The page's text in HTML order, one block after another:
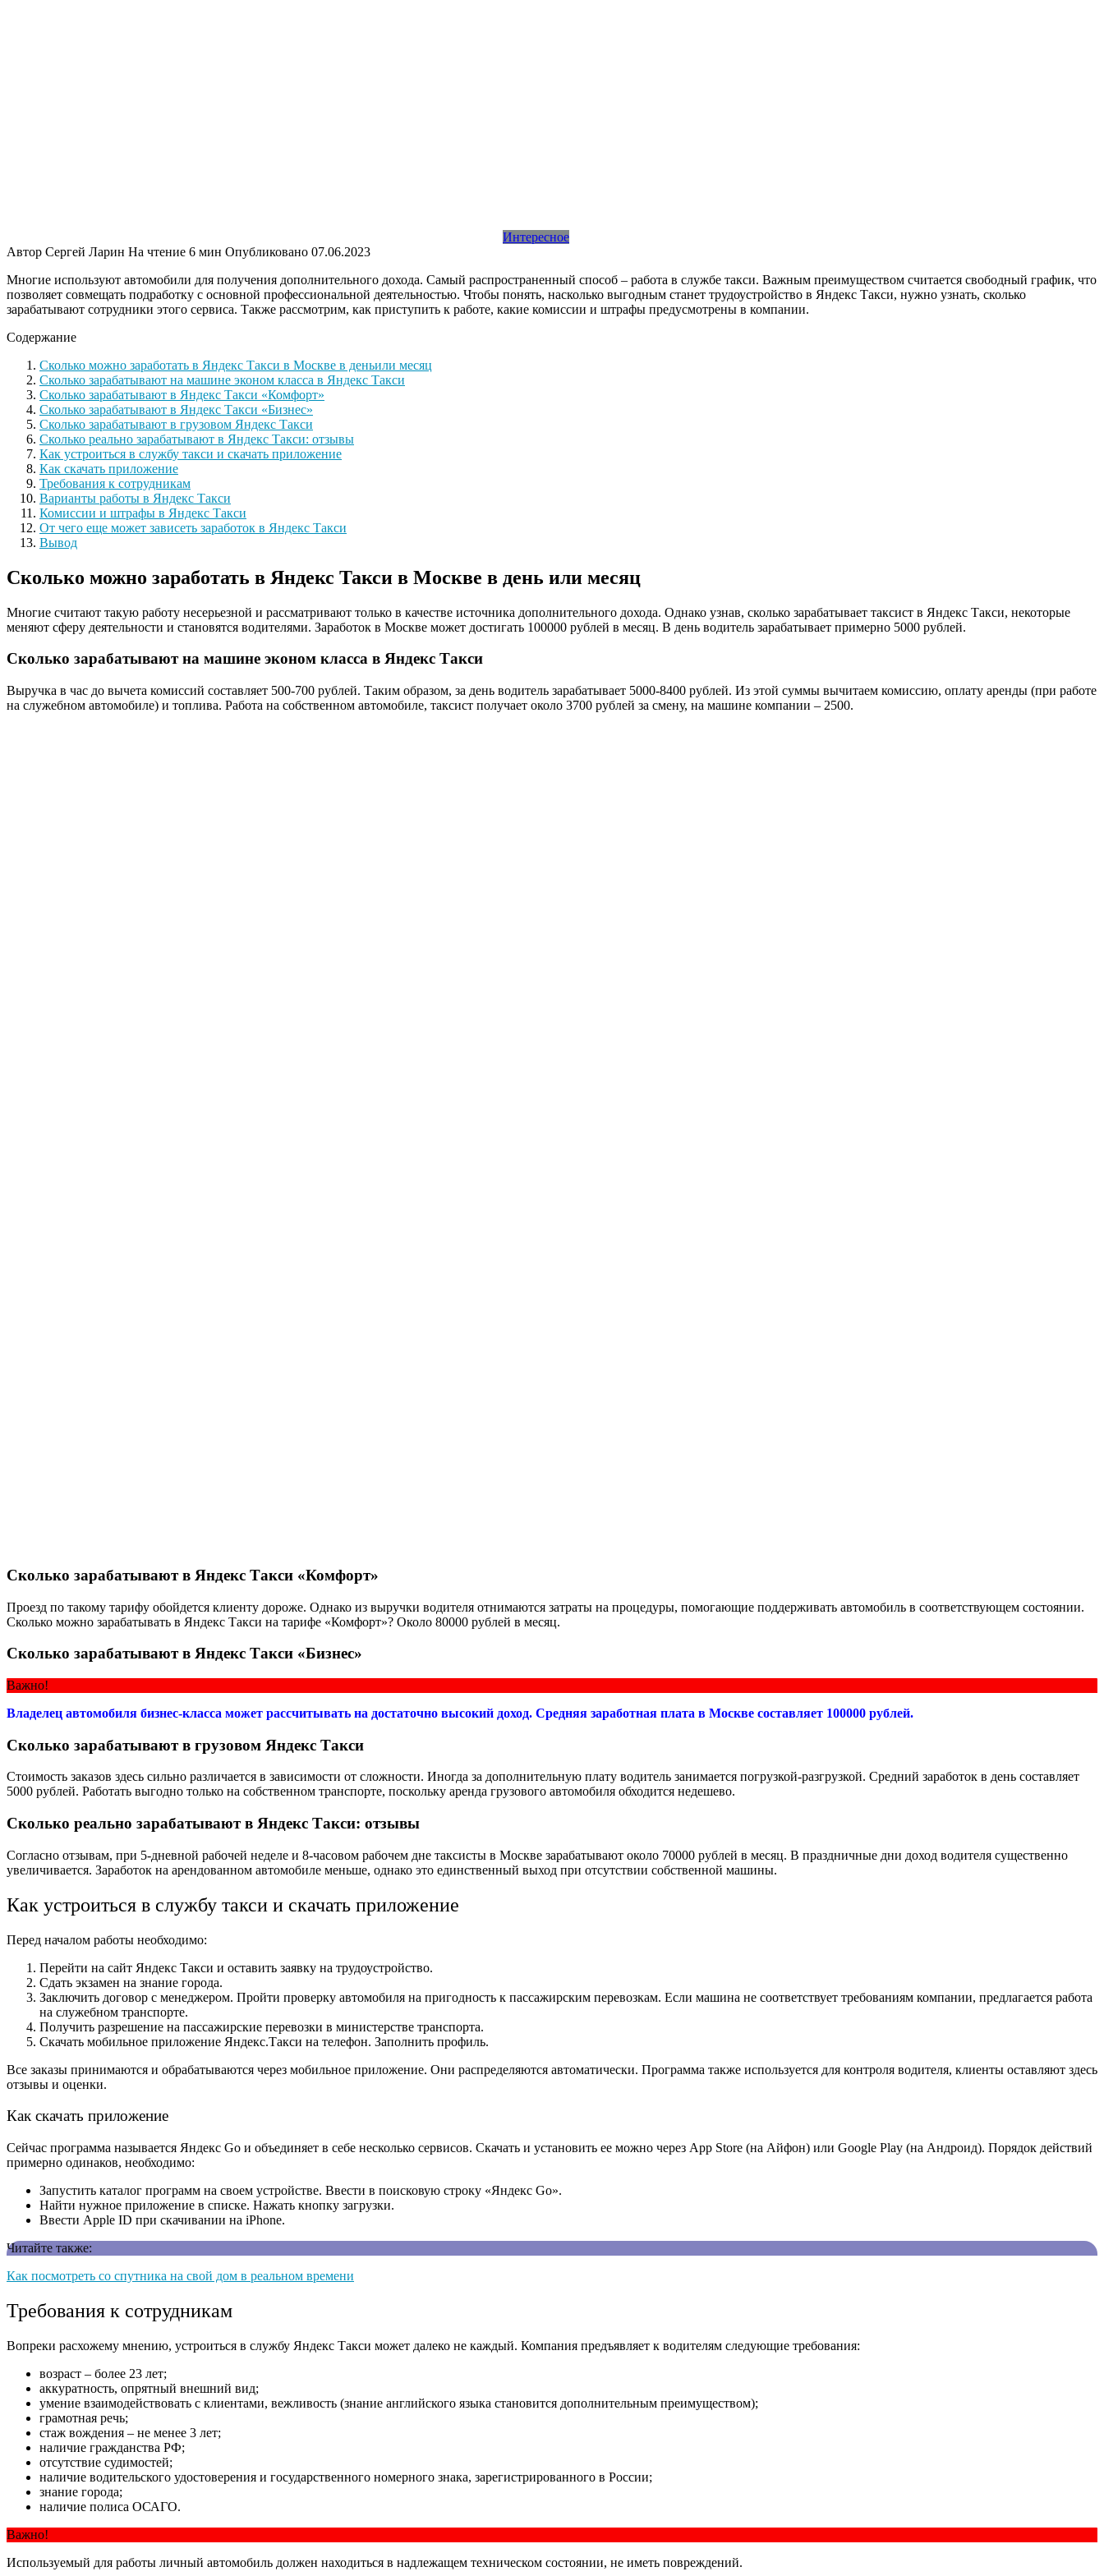
Интересное
Автор Сергей Ларин На чтение 6 мин Опубликовано 07.06.2023
Многие используют автомобили для получения дополнительного дохода. Самый распространенный способ – работа в службе такси. Важным преимуществом считается свободный график, что
позволяет совмещать подработку с основной профессиональной деятельностью. Чтобы понять, насколько выгодным станет трудоустройство в Яндекс Такси, нужно узнать, сколько
зарабатывают сотрудники этого сервиса. Также рассмотрим, как приступить к работе, какие комиссии и штрафы предусмотрены в компании.
Содержание
Сколько можно заработать в Яндекс Такси в Москве в деньили месяц
Сколько зарабатывают на машине эконом класса в Яндекс Такси
Сколько зарабатывают в Яндекс Такси «Комфорт»
Сколько зарабатывают в Яндекс Такси «Бизнес»
Сколько зарабатывают в грузовом Яндекс Такси
Сколько реально зарабатывают в Яндекс Такси: отзывы
Как устроиться в службу такси и скачать приложение
Как скачать приложение
Требования к сотрудникам
Варианты работы в Яндекс Такси
Комиссии и штрафы в Яндекс Такси
От чего еще может зависеть заработок в Яндекс Такси
Вывод
Сколько можно заработать в Яндекс Такси в Москве в день или месяц
Многие считают такую работу несерьезной и рассматривают только в качестве источника дополнительного дохода. Однако узнав, сколько зарабатывает таксист в Яндекс Такси, некоторые
меняют сферу деятельности и становятся водителями. Заработок в Москве может достигать 100000 рублей в месяц. В день водитель зарабатывает примерно 5000 рублей.
Сколько зарабатывают на машине эконом класса в Яндекс Такси
Выручка в час до вычета комиссий составляет 500-700 рублей. Таким образом, за день водитель зарабатывает 5000-8400 рублей. Из этой суммы вычитаем комиссию, оплату аренды (при работе
на служебном автомобиле) и топлива. Работа на собственном автомобиле, таксист получает около 3700 рублей за смену, на машине компании – 2500.
Сколько зарабатывают в Яндекс Такси «Комфорт»
Проезд по такому тарифу обойдется клиенту дороже. Однако из выручки водителя отнимаются затраты на процедуры, помогающие поддерживать автомобиль в соответствующем состоянии.
Сколько можно зарабатывать в Яндекс Такси на тарифе «Комфорт»? Около 80000 рублей в месяц.
Сколько зарабатывают в Яндекс Такси «Бизнес»
Важно!
Владелец автомобиля бизнес-класса может рассчитывать на достаточно высокий доход. Средняя заработная плата в Москве составляет 100000 рублей.
Сколько зарабатывают в грузовом Яндекс Такси
Стоимость заказов здесь сильно различается в зависимости от сложности. Иногда за дополнительную плату водитель занимается погрузкой-разгрузкой. Средний заработок в день составляет
5000 рублей. Работать выгодно только на собственном транспорте, поскольку аренда грузового автомобиля обходится недешево.
Сколько реально зарабатывают в Яндекс Такси: отзывы
Согласно отзывам, при 5-дневной рабочей неделе и 8-часовом рабочем дне таксисты в Москве зарабатывают около 70000 рублей в месяц. В праздничные дни доход водителя существенно
увеличивается. Заработок на арендованном автомобиле меньше, однако это единственный выход при отсутствии собственной машины.
Как устроиться в службу такси и скачать приложение
Перед началом работы необходимо:
Перейти на сайт Яндекс Такси и оставить заявку на трудоустройство.
Сдать экзамен на знание города.
Заключить договор с менеджером. Пройти проверку автомобиля на пригодность к пассажирским перевозкам. Если машина не соответствует требованиям компании, предлагается работа
на служебном транспорте.
Получить разрешение на пассажирские перевозки в министерстве транспорта.
Скачать мобильное приложение Яндекс.Такси на телефон. Заполнить профиль.
Все заказы принимаются и обрабатываются через мобильное приложение. Они распределяются автоматически. Программа также используется для контроля водителя, клиенты оставляют здесь
отзывы и оценки.
Как скачать приложение
Сейчас программа называется Яндекс Go и объединяет в себе несколько сервисов. Скачать и установить ее можно через App Store (на Айфон) или Google Play (на Андроид). Порядок действий
примерно одинаков, необходимо:
Запустить каталог программ на своем устройстве. Ввести в поисковую строку «Яндекс Go».
Найти нужное приложение в списке. Нажать кнопку загрузки.
Ввести Apple ID при скачивании на iPhone.
Читайте также:
Как посмотреть со спутника на свой дом в реальном времени
Требования к сотрудникам
Вопреки расхожему мнению, устроиться в службу Яндекс Такси может далеко не каждый. Компания предъявляет к водителям следующие требования:
возраст – более 23 лет;
аккуратность, опрятный внешний вид;
умение взаимодействовать с клиентами, вежливость (знание английского языка становится дополнительным преимуществом);
грамотная речь;
стаж вождения – не менее 3 лет;
наличие гражданства РФ;
отсутствие судимостей;
наличие водительского удостоверения и государственного номерного знака, зарегистрированного в России;
знание города;
наличие полиса ОСАГО.
Важно!
Используемый для работы личный автомобиль должен находиться в надлежащем техническом состоянии, не иметь повреждений.